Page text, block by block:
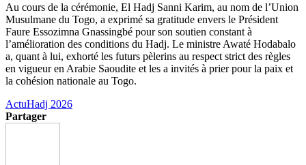
Au cours de la cérémonie, El Hadj Sanni Karim, au nom de l’Union
Musulmane du Togo, a exprimé sa gratitude envers le Président
Faure Essozimna Gnassingbé pour son soutien constant à
l’amélioration des conditions du Hadj. Le ministre Awaté Hodabalo
a, quant à lui, exhorté les futurs pèlerins au respect strict des règles
en vigueur en Arabie Saoudite et les a invités à prier pour la paix et
la cohésion nationale au Togo.
ActuHadj 2026
Partager